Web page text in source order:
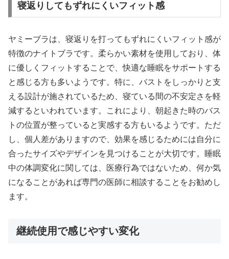
寝返りしてもずれにくいフィット感
ヤミーブラは、寝返りを打ってもずれにくいフィット感が
特徴のナイトブラです。柔らかい素材を使用しており、体
に優しくフィットすることで、快適な睡眠をサポートする
と感じる方も多いようです。特に、バストをしっかりと支
える設計が施されているため、寝ている間の不安定さを軽
減するといわれています。これにより、朝起きた時のバス
トの位置が整っていると実感する方もいるようです。ただ
し、個人差がありますので、効果を感じるためには自分に
合ったサイズやデザインを見つけることが大切です。睡眠
中の体調変化に関しては、医療行為ではないため、何か気
になることがあれば専門の医師に相談することをお勧めし
ます。
継続使用で感じやすい変化